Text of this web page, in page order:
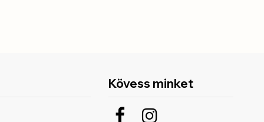
Kövess minket